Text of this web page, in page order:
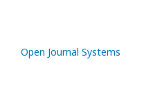
Open Journal Systems